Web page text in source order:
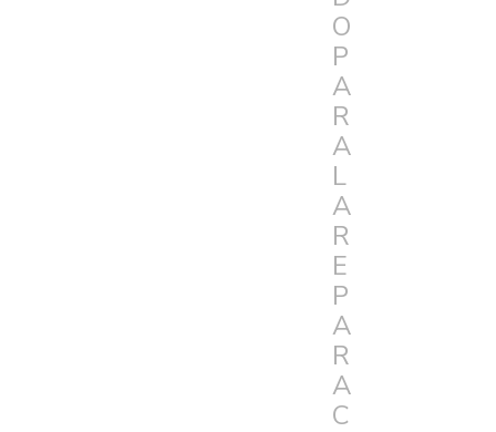
O
P
A
R
A
L
A
R
E
P
A
R
A
C